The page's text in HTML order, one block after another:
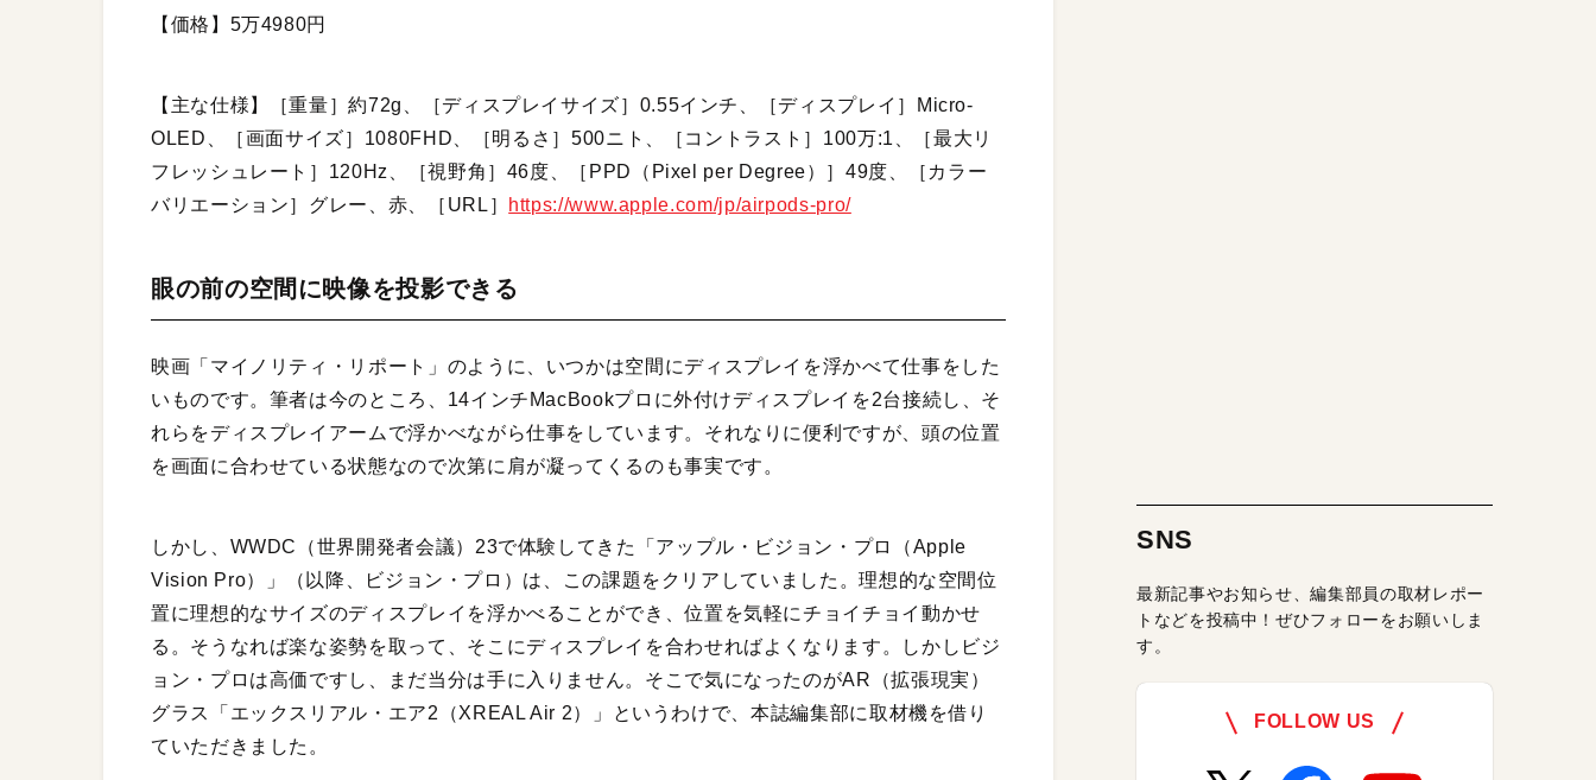
【価格】5万4980円
【主な仕様】［重量］約72g、［ディスプレイサイズ］0.55インチ、［ディスプレイ］Micro-
OLED、［画面サイズ］1080FHD、［明るさ］500ニト、［コントラスト］100万:1、［最大リ
フレッシュレート］120Hz、［視野角］46度、［PPD（Pixel per Degree）］49度、［カラー
バリエーション］グレー、赤、［URL］
https://www.apple.com/jp/airpods-pro/
眼の前の空間に映像を投影できる
映画「マイノリティ・リポート」のように、いつかは空間にディスプレイを浮かべて仕事をした
いものです。筆者は今のところ、14インチMacBookプロに外付けディスプレイを2台接続し、そ
れらをディスプレイアームで浮かべながら仕事をしています。それなりに便利ですが、頭の位置
を画面に合わせている状態なので次第に肩が凝ってくるのも事実です。
しかし、WWDC（世界開発者会議）23で体験してきた「アップル・ビジョン・プロ（Apple
Vision Pro）」（以降、ビジョン・プロ）は、この課題をクリアしていました。理想的な空間位
置に理想的なサイズのディスプレイを浮かべることができ、位置を気軽にチョイチョイ動かせ
る。そうなれば楽な姿勢を取って、そこにディスプレイを合わせればよくなります。しかしビジ
ョン・プロは高価ですし、まだ当分は手に入りません。そこで気になったのがAR（拡張現実）
グラス「エックスリアル・エア2（XREAL Air 2）」というわけで、本誌編集部に取材機を借り
ていただきました。
SNS
最新記事やお知らせ、編集部員の取材レポー
トなどを投稿中！ぜひフォローをお願いしま
す。
FOLLOW US